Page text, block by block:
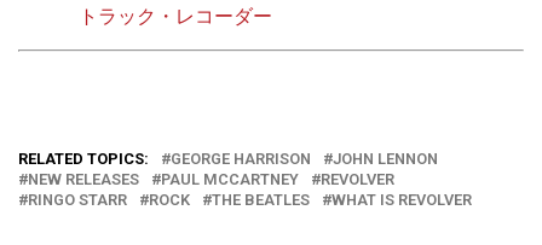
トラック・レコーダー
RELATED TOPICS: GEORGE HARRISON
JOHN LENNON
NEW RELEASES
PAUL MCCARTNEY
REVOLVER
RINGO STARR
ROCK THE BEATLES WHAT IS REVOLVER